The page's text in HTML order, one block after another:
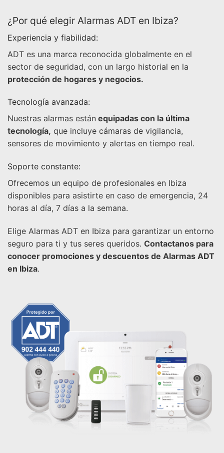
¿Por qué elegir Alarmas ADT en Ibiza?
Experiencia y fiabilidad:
ADT es una marca reconocida globalmente en el
sector de seguridad, con un largo historial en la
protección de hogares y negocios.
Tecnología avanzada:
Nuestras alarmas están equipadas con la última
tecnología, que incluye cámaras de vigilancia,
sensores de movimiento y alertas en tiempo real.
Soporte constante:
Ofrecemos un equipo de profesionales en Ibiza
disponibles para asistirte en caso de emergencia, 24
horas al día, 7 días a la semana.
Elige Alarmas ADT en Ibiza para garantizar un entorno
seguro para ti y tus seres queridos. Contactanos para
conocer promociones y descuentos de Alarmas ADT
en Ibiza.